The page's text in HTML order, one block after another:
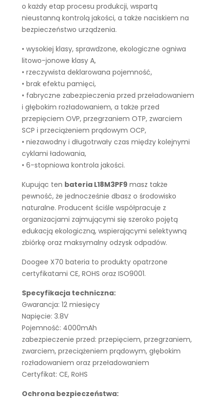
o każdy etap procesu produkcji, wspartą
nieustanną kontrolą jakości, a także naciskiem na
bezpieczeństwo urządzenia.
• wysokiej klasy, sprawdzone, ekologiczne ogniwa
litowo-jonowe klasy A,
• rzeczywista deklarowana pojemność,
• brak efektu pamięci,
• fabryczne zabezpieczenia przed przeładowaniem
i głębokim rozładowaniem, a także przed
przepięciem OVP, przegrzaniem OTP, zwarciem
SCP i przeciążeniem prądowym OCP,
• niezawodny i długotrwały czas między kolejnymi
cyklami ładowania,
• 6-stopniowa kontrola jakości.
Kupując ten bateria L18M3PF9 masz także
pewność, że jednocześnie dbasz o środowisko
naturalne. Producent ściśle współpracuje z
organizacjami zajmującymi się szeroko pojętą
edukacją ekologiczną, wspierającymi selektywną
zbiórkę oraz maksymalny odzysk odpadów.
Doogee X70 bateria to produkty opatrzone
certyfikatami CE, ROHS oraz ISO9001.
Specyfikacja techniczna:
Gwarancja: 12 miesięcy
Napięcie: 3.8V
Pojemność: 4000mAh
zabezpieczenie przed: przepięciem, przegrzaniem,
zwarciem, przeciążeniem prądowym, głębokim
rozładowaniem oraz przeładowaniem
Certyfikat: CE, RoHS
Ochrona bezpieczeństwa: